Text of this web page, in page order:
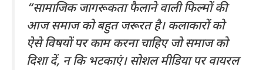
“सामाजिक जागरूकता फैलाने वाली फिल्मों की
आज समाज को बहुत जरूरत है। कलाकारों को
ऐसे विषयों पर काम करना चाहिए जो समाज को
दिशा दें, न कि भटकाएं। सोशल मीडिया पर वायरल